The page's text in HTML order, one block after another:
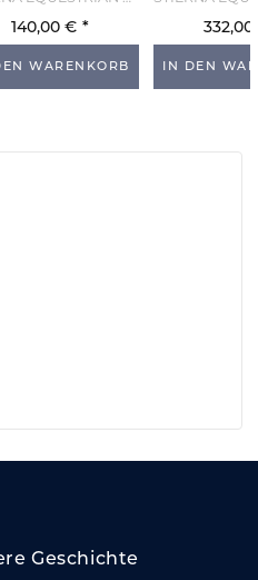
140,00 €
WARENKORB IN DEN
Geschichte